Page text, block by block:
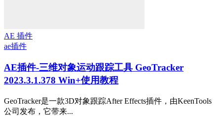
AE 插件
ae插件
AE插件-三维对象运动跟踪工具 GeoTracker
2023.3.1.378 Win+使用教程
GeoTracker是一款3D对象跟踪After Effects插件，由KeenTools
公司发布，它带来...